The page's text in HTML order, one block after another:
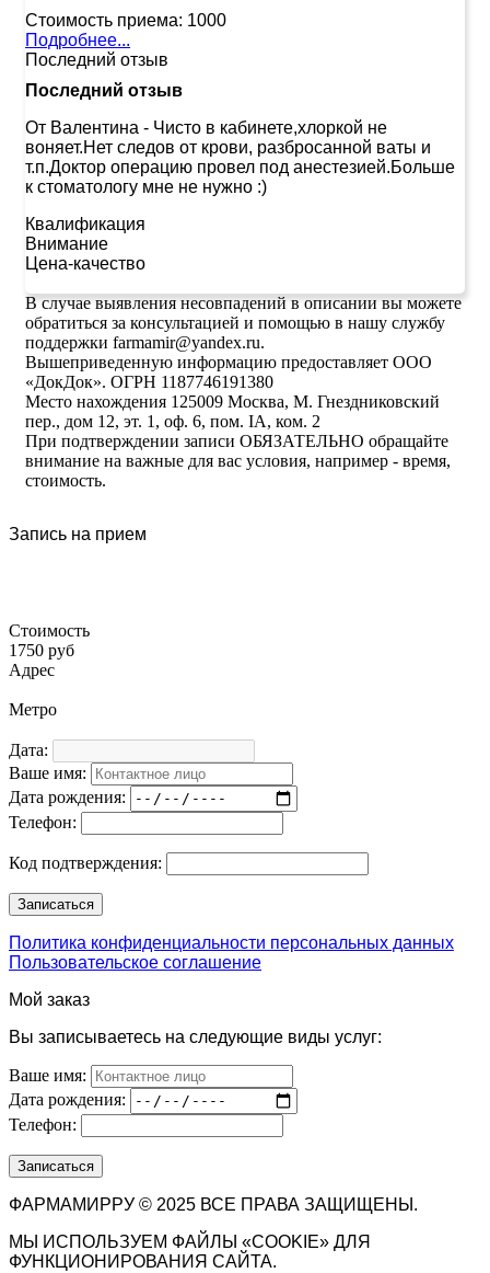
Стоимость приема: 1000
Подробнее...
Последний отзыв
Последний отзыв
От Валентина - Чисто в кабинете,хлоркой не
воняет.Нет следов от крови, разбросанной ваты и
т.п.Доктор операцию провел под анестезией.Больше
к стоматологу мне не нужно :)
Квалификация
Внимание
Цена-качество
В случае выявления несовпадений в описании вы можете
обратиться за консультацией и помощью в нашу службу
поддержки farmamir@yandex.ru.
Вышеприведенную информацию предоставляет ООО
«ДокДок». ОГРН 1187746191380
Место нахождения 125009 Москва, М. Гнездниковский
пер., дом 12, эт. 1, оф. 6, пом. IA, ком. 2
При подтверждении записи ОБЯЗАТЕЛЬНО обращайте
внимание на важные для вас условия, например - время,
стоимость.
Запись на прием
Стоимость
1750 руб
Адрес
Метро
Дата:
Ваше имя:
Дата рождения:
Телефон:
Код подтверждения:
Политика конфиденциальности персональных данных
Пользовательское соглашение
Мой заказ
Вы записываетесь на следующие виды услуг:
Ваше имя:
Дата рождения:
Телефон:
ФАРМАМИРРУ © 2025 ВСЕ ПРАВА ЗАЩИЩЕНЫ.
МЫ ИСПОЛЬЗУЕМ ФАЙЛЫ «COOKIE» ДЛЯ
ФУНКЦИОНИРОВАНИЯ САЙТА.